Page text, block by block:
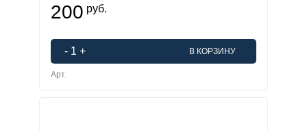
200 руб.
- 1 + В КОРЗИНУ
Арт.